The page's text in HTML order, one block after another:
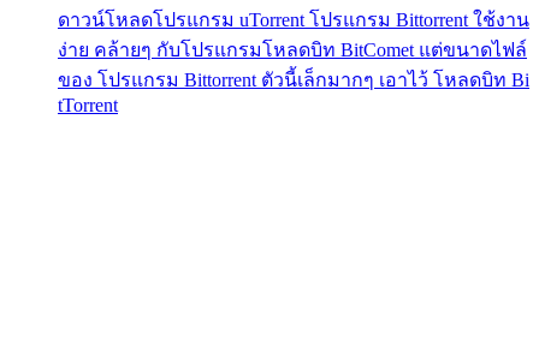
ดาวน์โหลดโปรแกรม uTorrent โปรแกรม Bittorrent ใช้งาน
ง่าย คล้ายๆ กับโปรแกรมโหลดบิท BitComet แต่ขนาดไฟล์
ของ โปรแกรม Bittorrent ตัวนี้เล็กมากๆ เอาไว้ โหลดบิท Bi
tTorrent